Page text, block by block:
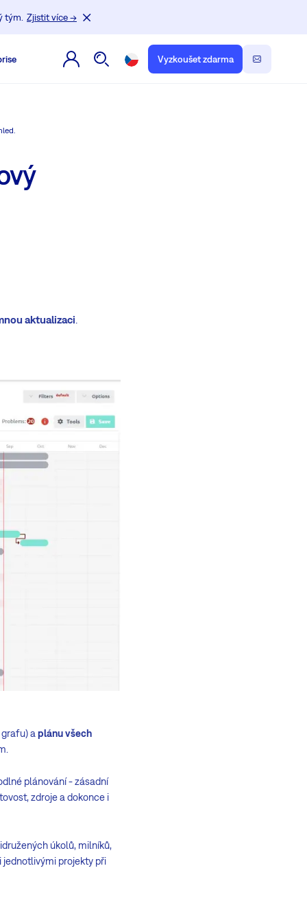
tým. Zjistit více →
Vyzkoušet zdarma
aktualizaci.
a plánu všech
plánování - zásadní
zdroje a dokonce i
úkolů, milníků,
jednotlivými projekty při